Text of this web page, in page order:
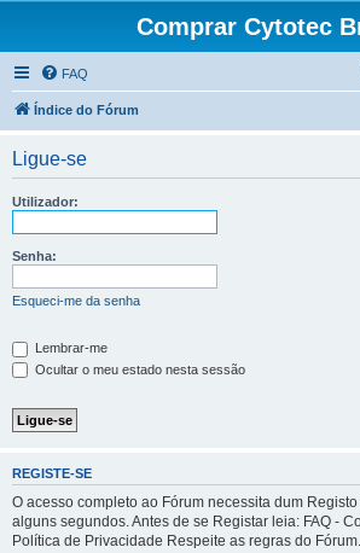
Comprar Cytotec
FAQ
Índice do Fórum
Ligue-se
Utilizador:
Senha:
Esqueci-me da senha
Lembrar-me
Ocultar o meu estado nesta sessão
REGISTE-SE
O acesso completo ao Fórum necessita dum
alguns segundos. Antes de se Registar leia: FAQ -
Política de Privacidade Respeite as regras do Fórum.